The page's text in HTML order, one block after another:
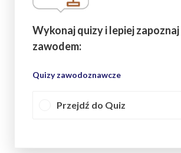
Wykonaj quizy i lepiej zapoznaj
zawodem:
Quizy zawodoznawcze
Przejdź do Quiz